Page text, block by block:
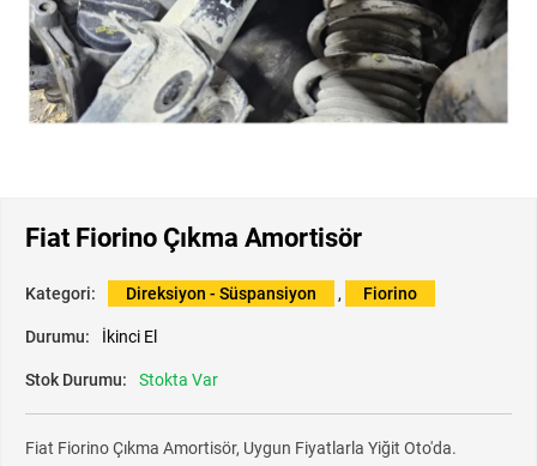
Fiat Fiorino Çıkma Amortisör
Kategori: Direksiyon - Süspansiyon , Fiorino
Durumu: İkinci El
Stok Durumu: Stokta Var
Fiat Fiorino Çıkma Amortisör, Uygun Fiyatlarla Yiğit Oto'da.